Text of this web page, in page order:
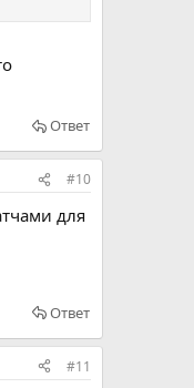
Ответ
#10
для
Ответ
#11